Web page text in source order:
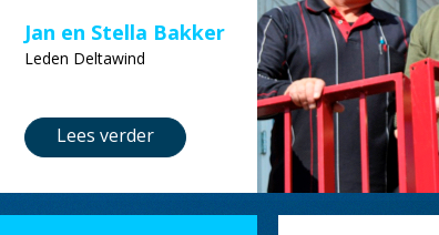
Jan en Stella Bakker
Leden Deltawind
Lees verder